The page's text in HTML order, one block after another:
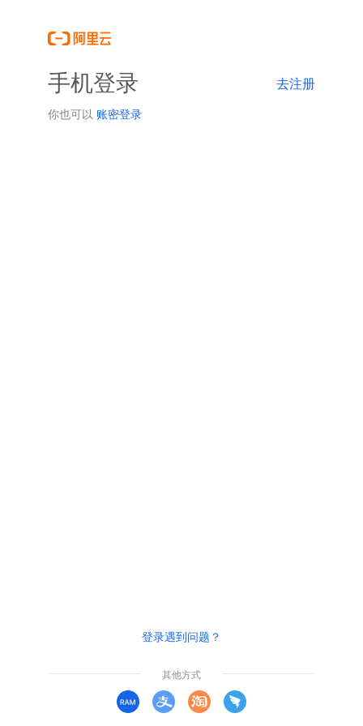
手机登录 去注册
你也可以 账密登录
登录遇到问题？
其他方式